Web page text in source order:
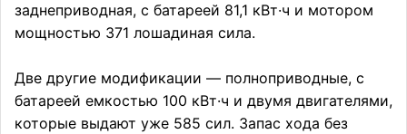
заднеприводная, с батареей 81,1 кВт·ч и мотором
мощностью 371 лошадиная сила.
Две другие модификации — полноприводные, с
батареей емкостью 100 кВт·ч и двумя двигателями,
которые выдают уже 585 сил. Запас хода без